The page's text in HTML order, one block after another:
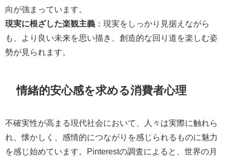
向が強まっています。
現実に根ざした楽観主義 ：現実をしっかり見据えながら
も、より良い未来を思い描き、創造的な回り道を楽しむ姿
勢が見られます。
情緒的安心感を求める消費者心理
不確実性が高まる現代社会において、人々は実際に触れら
れ、懐かしく、感情的につながりを感じられるものに魅力
を感じ始めています。Pinterestの調査によると、世界の月